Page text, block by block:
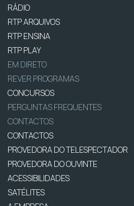
RÁDIO
RTP ARQUIVOS
RTP ENSINA
RTP PLAY
EM DIRETO
REVER PROGRAMAS
CONCURSOS
PERGUNTAS FREQUENTES
CONTACTOS
CONTACTOS
PROVEDORA DO TELESPECTADOR
PROVEDORA DO OUVINTE
ACESSIBILIDADES
SATÉLITES